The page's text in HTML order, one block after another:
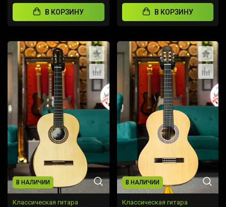
В КОРЗИНУ В КОРЗИНУ
В НАЛИЧИИ
Классическая гитара
В НАЛИЧИИ
Классическая гитара